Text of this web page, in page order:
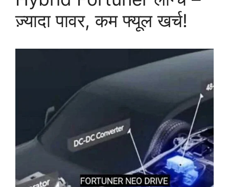
ज़्यादा पावर, कम फ्यूल खर्च!